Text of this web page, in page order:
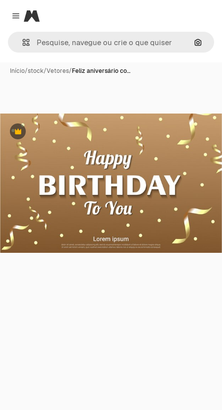
Close menu
Magnific
Início/stock/Vetores/Feliz aniversário co…
Premium